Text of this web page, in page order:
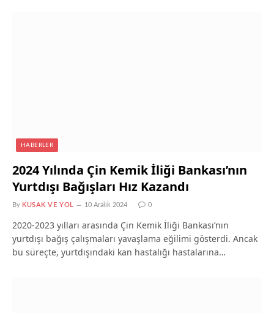
HABERLER
2024 Yılında Çin Kemik İliği Bankası’nın
Yurtdışı Bağışları Hız Kazandı
By KUSAK VE YOL 10 Aralık 2024 0
2020-2023 yılları arasında Çin Kemik İliği Bankası’nın
yurtdışı bağış çalışmaları yavaşlama eğilimi gösterdi. Ancak
bu süreçte, yurtdışındaki kan hastalığı hastalarına…